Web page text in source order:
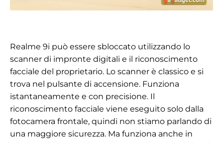
Realme 9i può essere sbloccato utilizzando lo
scanner di impronte digitali e il riconoscimento
facciale del proprietario. Lo scanner è classico e si
trova nel pulsante di accensione. Funziona
istantaneamente e con precisione. Il
riconoscimento facciale viene eseguito solo dalla
fotocamera frontale, quindi non stiamo parlando di
una maggiore sicurezza. Ma funziona anche in